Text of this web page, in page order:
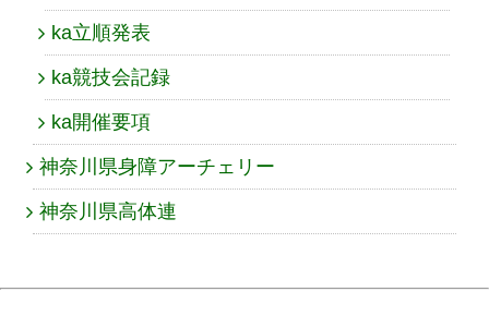
ka立順発表
ka競技会記録
ka開催要項
神奈川県身障アーチェリー
神奈川県高体連